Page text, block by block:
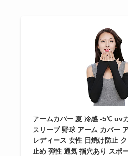
アームカバー 夏 冷感 -5℃ uv
スリーブ 野球 アーム カバー
レディース 女性 日焼け防止
止め 弾性 通気 指穴あり スポ